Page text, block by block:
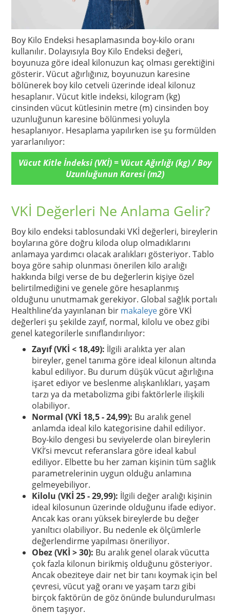
Boy Kilo Endeksi hesaplamasında boy-kilo oranı
kullanılır. Dolayısıyla Boy Kilo Endeksi değeri,
boyunuza göre ideal kilonuzun kaç olması gerektiğini
gösterir. Vücut ağırlığınız, boyunuzun karesine
bölünerek boy kilo cetveli üzerinde ideal kilonuz
hesaplanır. Vücut kitle indeksi, kilogram (kg)
cinsinden vücut kütlesinin metre (m) cinsinden boy
uzunluğunun karesine bölünmesi yoluyla
hesaplanıyor. Hesaplama yapılırken ise şu formülden
yararlanılıyor:
Vücut Kitle İndeksi (VKİ) = Vücut Ağırlığı (kg) / Boy
Uzunluğunun Karesi (m2)
VKİ Değerleri Ne Anlama Gelir?
Boy kilo endeksi tablosundaki VKİ değerleri, bireylerin
boylarına göre doğru kiloda olup olmadıklarını
anlamaya yardımcı olacak aralıkları gösteriyor. Tablo
boya göre sahip olunması önerilen kilo aralığı
hakkında bilgi verse de bu değerlerin kişiye özel
belirtilmediğini ve genele göre hesaplanmış
olduğunu unutmamak gerekiyor. Global sağlık portalı
Healthline’da yayınlanan bir makaleye göre VKİ
değerleri şu şekilde zayıf, normal, kilolu ve obez gibi
genel kategorilerle sınıflandırılıyor:
Zayıf (VKİ < 18,49): İlgili aralıkta yer alan
bireyler, genel tanıma göre ideal kilonun altında
kabul ediliyor. Bu durum düşük vücut ağırlığına
işaret ediyor ve beslenme alışkanlıkları, yaşam
tarzı ya da metabolizma gibi faktörlerle ilişkili
olabiliyor.
Normal (VKİ 18,5 - 24,99): Bu aralık genel
anlamda ideal kilo kategorisine dahil ediliyor.
Boy-kilo dengesi bu seviyelerde olan bireylerin
VKİ’si mevcut referanslara göre ideal kabul
ediliyor. Elbette bu her zaman kişinin tüm sağlık
parametrelerinin uygun olduğu anlamına
gelmeyebiliyor.
Kilolu (VKİ 25 - 29,99): İlgili değer aralığı kişinin
ideal kilosunun üzerinde olduğunu ifade ediyor.
Ancak kas oranı yüksek bireylerde bu değer
yanıltıcı olabiliyor. Bu nedenle ek ölçümlerle
değerlendirme yapılması öneriliyor.
Obez (VKİ > 30): Bu aralık genel olarak vücutta
çok fazla kilonun birikmiş olduğunu gösteriyor.
Ancak obeziteye dair net bir tanı koymak için bel
çevresi, vücut yağ oranı ve yaşam tarzı gibi
birçok faktörün de göz önünde bulundurulması
önem taşıyor.